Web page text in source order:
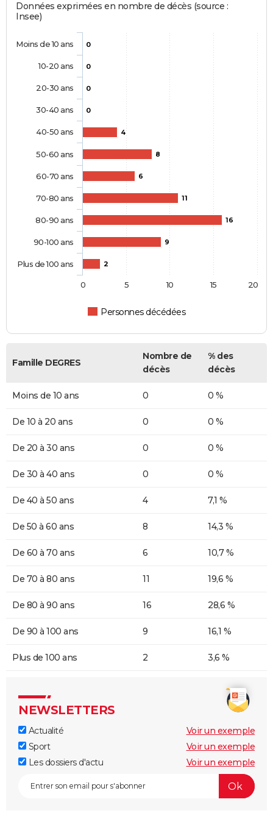
Données exprimées en nombre de décès (source :
Insee)
0
0
0
0
4
8
6
11
16
9
2
Personnes décédées
Moins de 10 ans
10-20 ans
20-30 ans
30-40 ans
40-50 ans
50-60 ans
60-70 ans
70-80 ans
80-90 ans
90-100 ans
Plus de 100 ans
0 5 10 15 20
Famille DEGRES
Nombre de
décès
% des
décès
Moins de 10 ans 0 0 %
De 10 à 20 ans 0 0 %
De 20 à 30 ans 0 0 %
De 30 à 40 ans 0 0 %
De 40 à 50 ans 4 7,1 %
De 50 à 60 ans 8 14,3 %
De 60 à 70 ans 6 10,7 %
De 70 à 80 ans 11 19,6 %
De 80 à 90 ans 16 28,6 %
De 90 à 100 ans 9 16,1 %
Plus de 100 ans 2 3,6 %
NEWSLETTERS
Actualité
Voir un exemple
Sport
Voir un exemple
Les dossiers d'actu
Voir un exemple